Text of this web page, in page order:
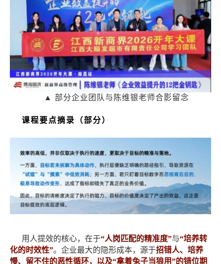
▲ 部分企业团队与陈维银老师合影留念
课程要点摘录（部分）
用人提效的核心，在于“人岗匹配的精准度”与“培养转
化的时效性”。企业最大的隐形成本，源于招错人、培养
慢、留不住的恶性循环，以及“拿着兔子当狼用”的错位期